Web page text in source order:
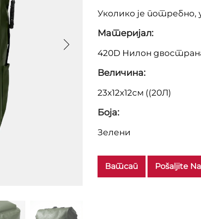
Уколико је потребно,
Материјал:
420D Нилон
Величина:
23х12х12см ((20Л)
Боја:
Зелени
Ватсап Pošaljite